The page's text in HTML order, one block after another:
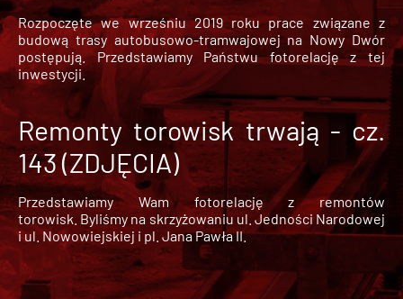
Rozpoczęte we wrześniu 2019 roku prace związane z
budową trasy autobusowo-tramwajowej na Nowy Dwór
postępują. Przedstawiamy Państwu fotorelację z tej
inwestycji.
Remonty torowisk trwają - cz.
143 (ZDJĘCIA)
Przedstawiamy Wam fotorelację z remontów
torowisk. Byliśmy na skrzyżowaniu ul. Jedności Narodowej
i ul. Nowowiejskiej i pl. Jana Pawła II.